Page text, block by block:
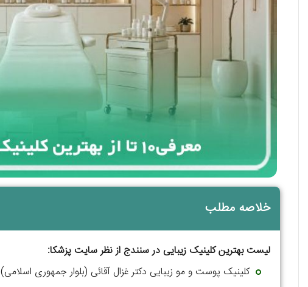
خلاصه مطلب
لیست بهترین کلینیک زیبایی در سنندج از نظر سایت پزشکا:
کلینیک پوست و مو زیبایی دکتر غزال آقائی (بلوار جمهوری اسلامی)